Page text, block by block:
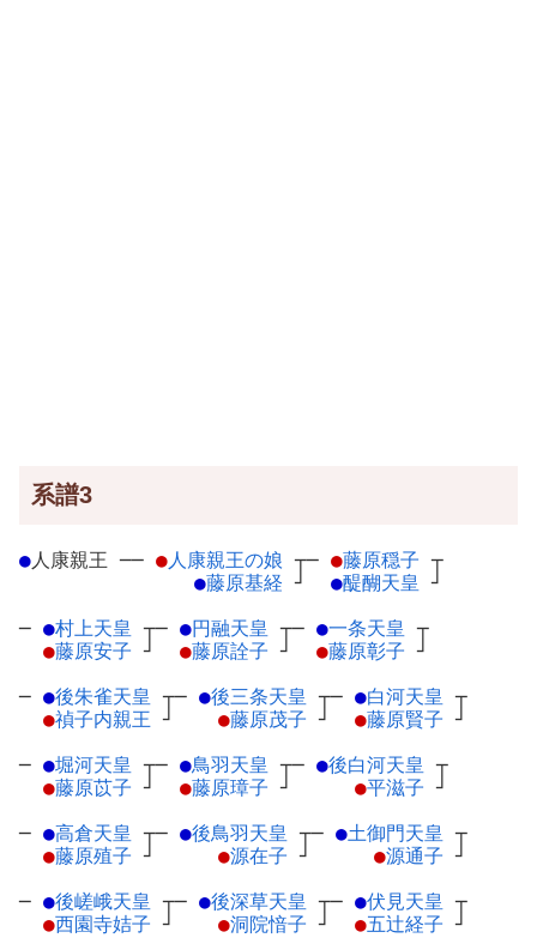
系譜3
● 人康親王 ── ●人康親王の娘 ┬
●藤原基経 ┘
─ ●藤原穏子 ┬
●醍醐天皇 ┘
─ ●村上天皇 ┬
●藤原安子 ┘
─ ●円融天皇 ┬
●藤原詮子 ┘
─ ●一条天皇 ┬
●藤原彰子 ┘
─ ●後朱雀天皇 ┬
●禎子内親王 ┘
─ ●後三条天皇 ┬
●藤原茂子 ┘
─ ●白河天皇 ┬
●藤原賢子 ┘
─ ●堀河天皇 ┬
●藤原苡子 ┘
─ ●鳥羽天皇 ┬
●藤原璋子 ┘
─ ●後白河天皇 ┬
●平滋子 ┘
─ ●高倉天皇 ┬
●藤原殖子 ┘
─ ●後鳥羽天皇 ┬
●源在子 ┘
─ ●土御門天皇 ┬
●源通子 ┘
─ ●後嵯峨天皇 ┬
●西園寺姞子 ┘
─ ●後深草天皇 ┬
●洞院愔子 ┘
─ ●伏見天皇 ┬
●五辻経子 ┘